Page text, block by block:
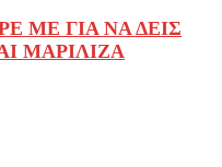
ΜΕ ΓΙΑ ΝΑ ΔΕΙΣ
ΜΑΡΙΛΙΖΑ